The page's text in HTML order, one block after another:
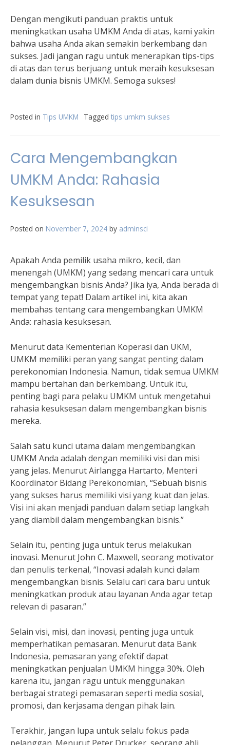
Dengan mengikuti panduan praktis untuk
meningkatkan usaha UMKM Anda di atas, kami yakin
bahwa usaha Anda akan semakin berkembang dan
sukses. Jadi jangan ragu untuk menerapkan tips-tips
di atas dan terus berjuang untuk meraih kesuksesan
dalam dunia bisnis UMKM. Semoga sukses!
Posted in Tips UMKM Tagged tips umkm sukses
Cara Mengembangkan
UMKM Anda: Rahasia
Kesuksesan
Posted on November 7, 2024 by adminsci
Apakah Anda pemilik usaha mikro, kecil, dan
menengah (UMKM) yang sedang mencari cara untuk
mengembangkan bisnis Anda? Jika iya, Anda berada di
tempat yang tepat! Dalam artikel ini, kita akan
membahas tentang cara mengembangkan UMKM
Anda: rahasia kesuksesan.
Menurut data Kementerian Koperasi dan UKM,
UMKM memiliki peran yang sangat penting dalam
perekonomian Indonesia. Namun, tidak semua UMKM
mampu bertahan dan berkembang. Untuk itu,
penting bagi para pelaku UMKM untuk mengetahui
rahasia kesuksesan dalam mengembangkan bisnis
mereka.
Salah satu kunci utama dalam mengembangkan
UMKM Anda adalah dengan memiliki visi dan misi
yang jelas. Menurut Airlangga Hartarto, Menteri
Koordinator Bidang Perekonomian, “Sebuah bisnis
yang sukses harus memiliki visi yang kuat dan jelas.
Visi ini akan menjadi panduan dalam setiap langkah
yang diambil dalam mengembangkan bisnis.”
Selain itu, penting juga untuk terus melakukan
inovasi. Menurut John C. Maxwell, seorang motivator
dan penulis terkenal, “Inovasi adalah kunci dalam
mengembangkan bisnis. Selalu cari cara baru untuk
meningkatkan produk atau layanan Anda agar tetap
relevan di pasaran.”
Selain visi, misi, dan inovasi, penting juga untuk
memperhatikan pemasaran. Menurut data Bank
Indonesia, pemasaran yang efektif dapat
meningkatkan penjualan UMKM hingga 30%. Oleh
karena itu, jangan ragu untuk menggunakan
berbagai strategi pemasaran seperti media sosial,
promosi, dan kerjasama dengan pihak lain.
Terakhir, jangan lupa untuk selalu fokus pada